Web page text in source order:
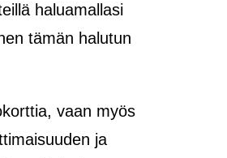
haluamallasi
tämän halutun
vaan myös
ja